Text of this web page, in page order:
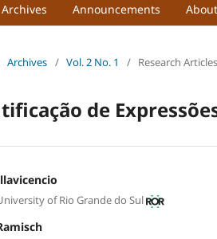
Archives Announcements About
Archives / Vol. 2 No. 1 / Research Articles
de
of Rio Grande do Sul